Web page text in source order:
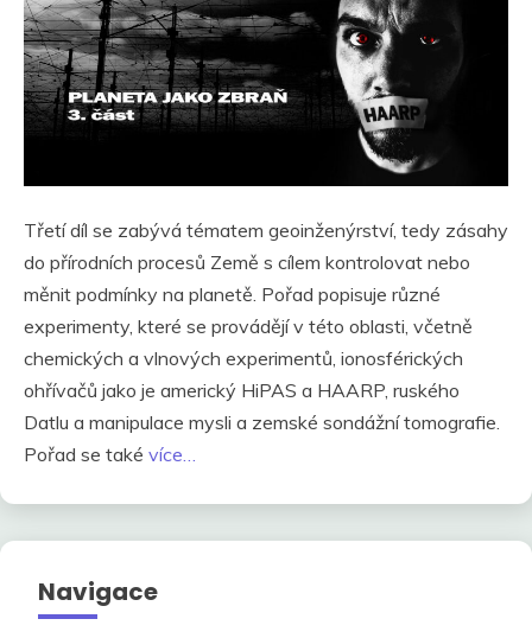
Třetí díl se zabývá tématem geoinženýrství, tedy zásahy
do přírodních procesů Země s cílem kontrolovat nebo
měnit podmínky na planetě. Pořad popisuje různé
experimenty, které se provádějí v této oblasti, včetně
chemických a vlnových experimentů, ionosférických
ohřívačů jako je americký HiPAS a HAARP, ruského
Datlu a manipulace mysli a zemské sondážní tomografie.
Pořad se také více…
Navigace